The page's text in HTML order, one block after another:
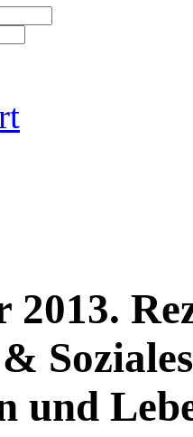
2013.
und